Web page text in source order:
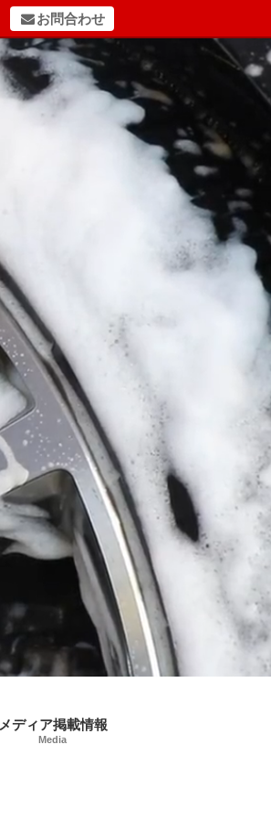
お問合わせ
メディア掲載情報
Media